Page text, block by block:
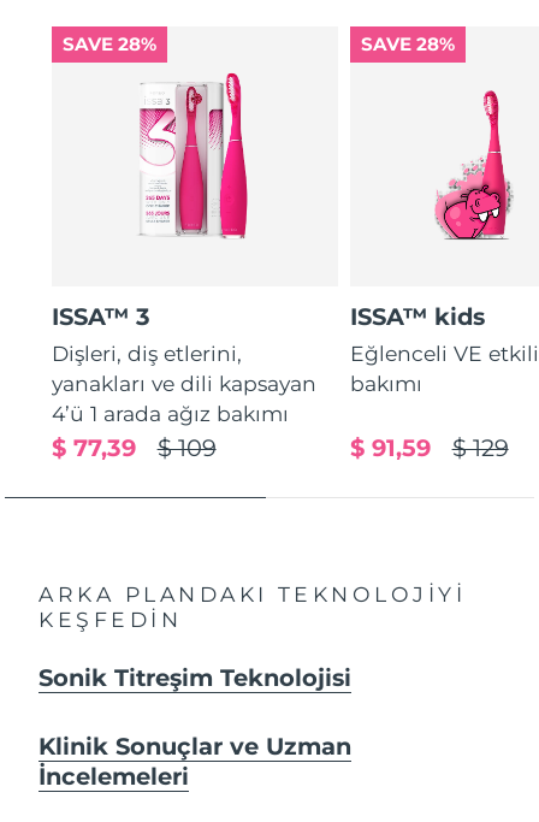
SAVE 28%
ISSA™ 3
Dişleri, diş etlerini,
yanakları ve dili kapsayan
4’ü 1 arada ağız bakımı
$ 109
$ 77,39
SAVE 28%
ISSA™ kids
Eğlenceli VE etkili
bakımı
$ 129
$ 91,59
ARKA PLANDAKI TEKNOLOJİYİ
KEŞFEDİN
Sonik Titreşim Teknolojisi
Klinik Sonuçlar ve Uzman
İncelemeleri